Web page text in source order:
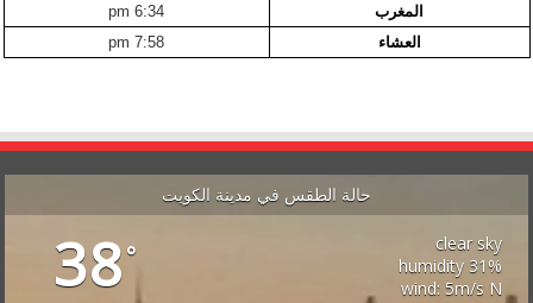
المغرب
6:34 pm
العشاء
7:58 pm
حالة الطقس في مدينة الكويت
38°
clear sky
31% humidity
wind: 5m/s N